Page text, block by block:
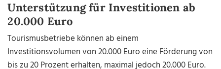
Unterstützung für Investitionen ab
20.000 Euro
Tourismusbetriebe können ab einem
Investitionsvolumen von 20.000 Euro eine Förderung von
bis zu 20 Prozent erhalten, maximal jedoch 20.000 Euro.